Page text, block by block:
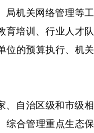
局机关网络管理等工
育培训、行业人才队
位的预算执行、机关
、自治区级和市级相
综合管理重点生态保